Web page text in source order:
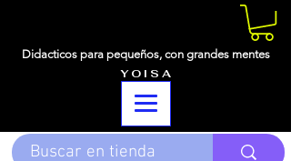
Didacticos para pequeños, con grandes mentes
Y O I S A